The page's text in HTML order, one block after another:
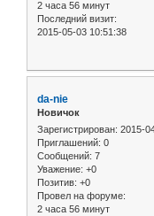
2 часа 56 минут
Последний визит:
2015-05-03 10:51:38
da-nie
Новичок
Зарегистрирован: 2015-
Приглашений: 0
Сообщений: 7
Уважение: +0
Позитив: +0
Провел на форуме:
2 часа 56 минут